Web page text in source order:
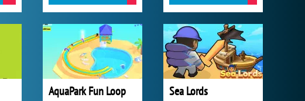
AquaPark Fun Loop Sea Lords